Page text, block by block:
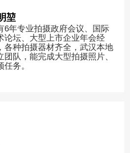
堃
6年专业拍摄政府会议、国际
论坛、大型上市企业年会经
各种拍摄器材齐全，武汉本地
团队，能完成大型拍摄照片、
任务。